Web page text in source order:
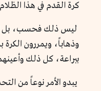
كرة القدم في هذا
ليس ذلك فحسب، بل
وذهاباً، ويمررون
ببراعة، كل ذلك
يبدو الأمر نوعاً من